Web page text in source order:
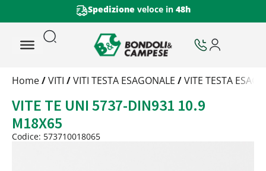
Spedizioneveloce in48h
Trattamento
Peso
Quantità
Trattamento:grezzo
Home/VITI /VITI TESTA ESAGONALE /VITE TESTA
VITE TE UNI 5737-DIN931 10.9
M18X65
Codice: 573710018065